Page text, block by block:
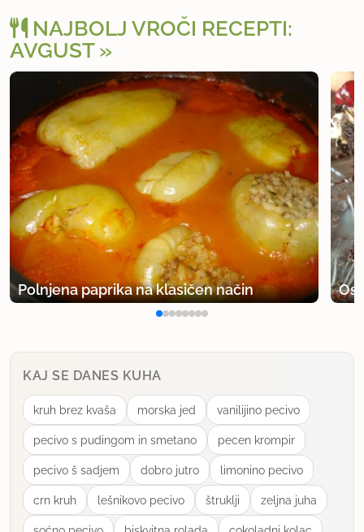
NAJBOLJ VROČI RECEPTI:
AVGUST
Polnjena paprika na klasičen način
KAJ SE DANES KUHA
kruh brez kvaša morska jed vanilijino pecivo
pecivo s pudingom in smetano pecen krompir
pecivo š sadjem dobro jutro limonino pecivo
crn kruh lešnikovo pecivo štruklji zeljna juha